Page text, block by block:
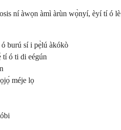
ní àwọn àmì àrùn wọ̀nyí, èyí tí ó lè
burú sí i pẹ̀lú àkókò
ó ti di eégún
méje lọ